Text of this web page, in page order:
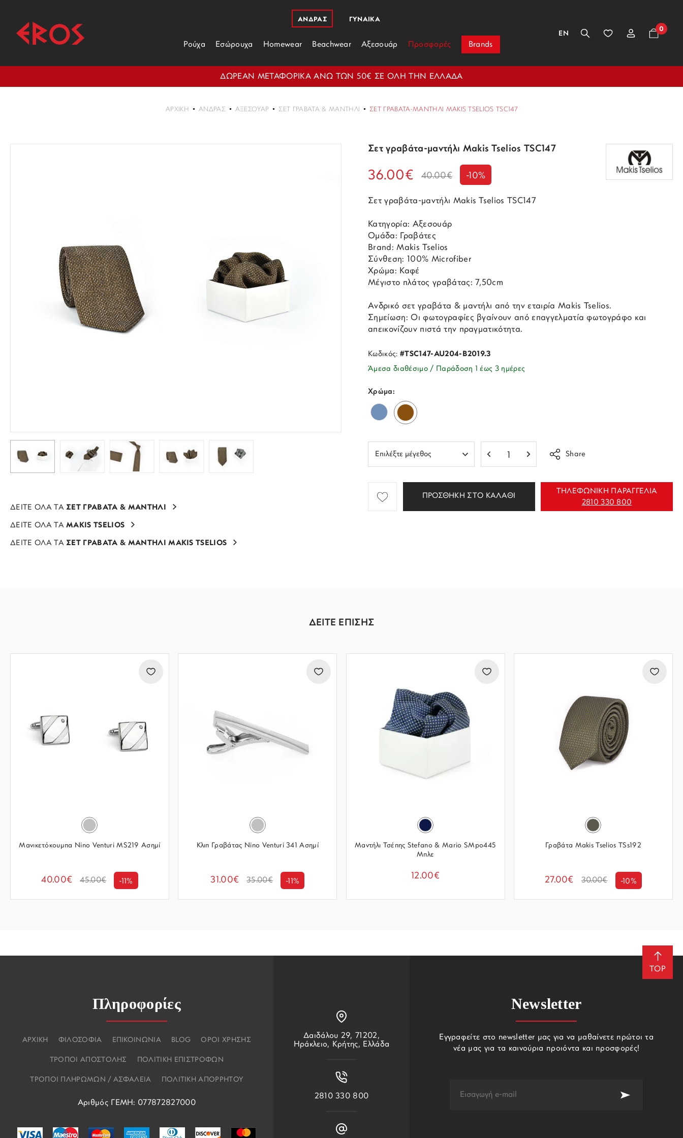
ΑΝΔΡΑΣ
Ρούχα Εσώρουχα Homewear Beachwear Αξεσουάρ Προσφορές Brands
ΓΥΝΑΙΚΑ
EN
0
ΔΩΡΕΑΝ ΜΕΤΑΦΟΡΙΚΑ ΑΝΩ ΤΩΝ 50€ ΣΕ ΟΛΗ ΤΗΝ ΕΛΛΑΔΑ
ΑΡΧΙΚΉ ΑΝΔΡΑΣ ΑΞΕΣΟΥΆΡ ΣΕΤ ΓΡΑΒΆΤΑ & ΜΑΝΤΉΛΙ ΣΕΤ ΓΡΑΒΆΤΑ-ΜΑΝΤΉΛΙ MAKIS TSELIOS TSC147
ΔΕΙΤΕ ΟΛΑ ΤΑΣΕΤ ΓΡΑΒΑΤΑ & ΜΑΝΤΗΛΙ
ΔΕΙΤΕ ΟΛΑ ΤΑMAKIS TSELIOS
ΔΕΙΤΕ ΟΛΑ ΤΑΣΕΤ ΓΡΑΒΑΤΑ & ΜΑΝΤΗΛΙ MAKIS TSELIOS
Σετ γραβάτα-μαντήλι Makis Tselios TSC147
36.00€ 40.00€ -10%
Σετ γραβάτα-μαντήλι Makis Tselios TSC147
Κατηγορία: Αξεσουάρ
Ομάδα: Γραβάτες
Brand: Makis Tselios
Σύνθεση: 100% Microfiber
Χρώμα: Καφέ
Μέγιστο πλάτος γραβάτας: 7,50cm
Ανδρικό σετ γραβάτα & μαντήλι από την εταιρία Makis Tselios.
Σημείωση: Οι φωτογραφίες βγαίνουν από επαγγελματία φωτογράφο και
απεικονίζουν πιστά την πραγματικότητα.
Κωδικός:#TSC147-AU204-B2019.3
Άμεσα διαθέσιμο / Παράδοση 1 έως 3 ημέρες
Χρώμα:
Share
ΠΡΟΣΘΗΚΗ ΣΤΟ ΚΑΛΑΘΙ
ΤΗΛΕΦΩΝΙΚΗ ΠΑΡΑΓΓΕΛΙΑ
2810 330 800
ΔΕΙΤΕ ΕΠΙΣΗΣ
Μανικετόκουμπα Nino Venturi MS219 Ασημί
40.00€ 45.00€ -11%
Κλιπ Γραβάτας Nino Venturi 341 Ασημί
31.00€ 35.00€ -11%
Μαντήλι Τσέπης Stefano & Mario SMpo445
Μπλε
12.00€
Γραβάτα Makis Tselios TSs192
27.00€ 30.00€ -10%
TOP
Πληροφορίες
ΑΡΧΙΚΗ ΦΙΛΟΣΟΦΙΑ ΕΠΙΚΟΙΝΩΝΙΑ BLOG ΟΡΟΙ ΧΡΗΣΗΣ
ΤΡΟΠΟΙ ΑΠΟΣΤΟΛΗΣ ΠΟΛΙΤΙΚΗ ΕΠΙΣΤΡΟΦΩΝ
ΤΡΟΠΟΙ ΠΛΗΡΩΜΩΝ / ΑΣΦΑΛΕΙΑ ΠΟΛΙΤΙΚΗ ΑΠΟΡΡΗΤΟΥ
Αριθμός ΓΕΜΗ: 077872827000
Δαιδάλου 29, 71202,
Ηράκλειο, Κρήτης, Ελλάδα
2810 330 800
Newsletter
Εγγραφείτε στο newsletter μας για να μαθαίνετε πρώτοι τα
νέα μας για τα καινούρια προιόντα και προσφορές!